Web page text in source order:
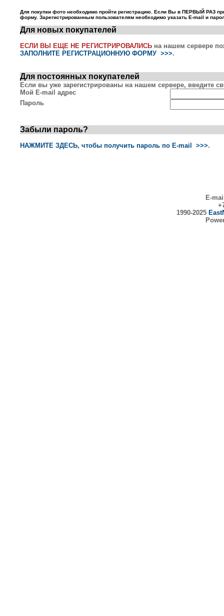
Для покупки фото необходимо пройти регистрацию. Если Вы в ПЕРВЫЙ РАЗ
форму. Зарегистрированным пользователям необходимо указать E-mail и
Для новых покупателей
ЕСЛИ ВЫ ЕЩЕ НЕ РЕГИСТРИРОВАЛИСЬ на нашем сервере
ЗАПОЛНИТЕ РЕГИСТРАЦИОННУЮ ФОРМУ >>>.
Для постоянных покупателей
Если вы уже зарегистрированы на нашем сервере, введите
Мой E-mail адрес
Пароль
Забыли пароль?
НАЖМИТЕ ЗДЕСЬ, чтобы получить пароль по E-mail >>>.
E-
1990-2025